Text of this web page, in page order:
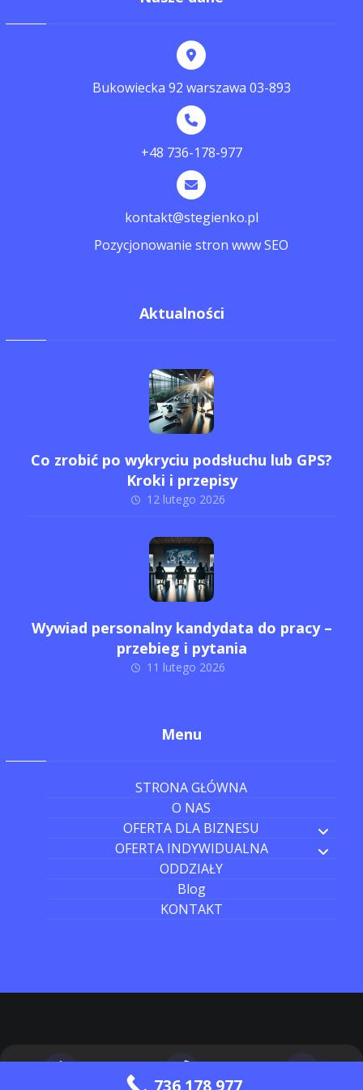
Bukowiecka 92 warszawa 03-893
+48 736-178-977
kontakt@stegienko.pl
Pozycjonowanie stron www SEO
Aktualności
Co zrobić po wykryciu podsłuchu lub GPS?
Kroki i przepisy
12 lutego 2026
Wywiad personalny kandydata do pracy –
przebieg i pytania
11 lutego 2026
Menu
STRONA GŁÓWNA
O NAS
OFERTA DLA BIZNESU
OFERTA INDYWIDUALNA
ODDZIAŁY
Blog
KONTAKT
736 178 977